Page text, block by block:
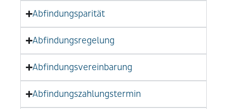
Abfindungsparität
Abfindungsregelung
Abfindungsvereinbarung
Abfindungszahlungstermin